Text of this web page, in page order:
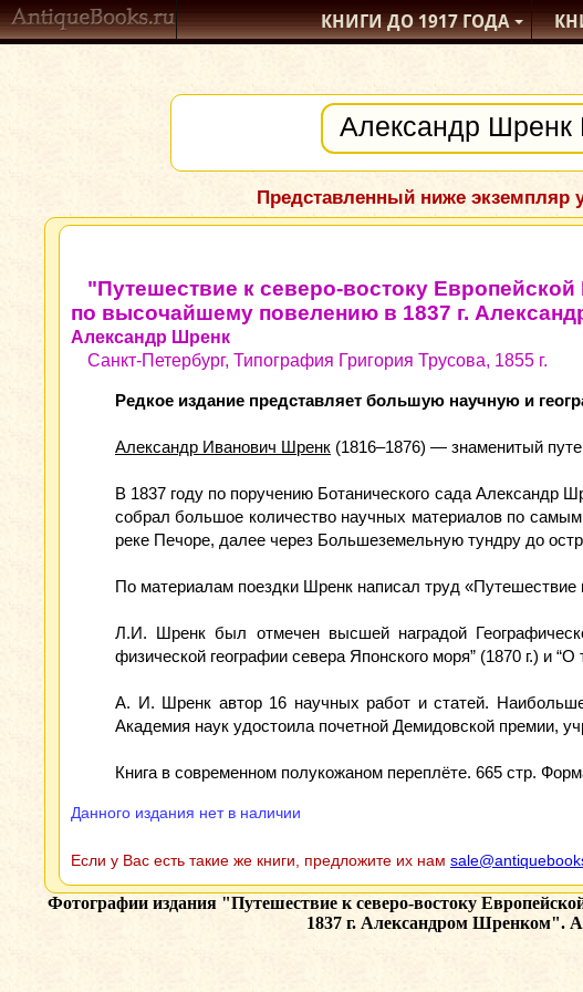
КНИГИ ДО 1917ГОДА
Представленный ниже экземпляр
"Путешествие к северо-востоку
по высочайшему повелению в 1837 г.
Александр Шренк
Санкт-Петербург, Типография Григория Трусова, 1855 г.
Редкое издание представляет большую научную и
Александр Иванович Шренк (1816–1876) — знаменитый
В 1837 году по поручению Ботанического сада Александр
собрал большое количество научных материалов по
реке Печоре, далее через Большеземельную тундру до
По материалам поездки Шренк написал труд «Путешествие
Л.И. Шренк был отмечен высшей наградой
физической географии севера Японского моря” (1870 г.) и
А. И. Шренк автор 16 научных работ и статей.
Академия наук удостоила почетной Демидовской премии,
Книга в современном полукожаном переплёте. 665 стр.
Данного издания нет в наличии
Если у Вас есть такие же книги, предложите их нам
Фотографии издания "Путешествие к северо-востоку
1837 г. Александром Шренком".